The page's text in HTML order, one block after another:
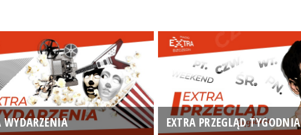
WYDARZENIA EXTRA PRZEGLĄD TYGODNIA